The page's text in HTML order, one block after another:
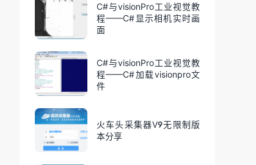
C#与visionPro工业视觉教
程——C#显示相机实时画
面
C#与visionPro工业视觉教
程——C#加载visionpro文
件
火车头采集器V9无限制版
本分享